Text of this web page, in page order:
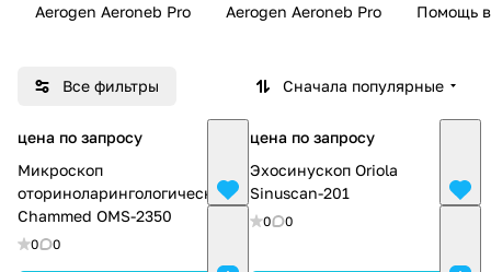
Aerogen Aeroneb Pro Aerogen Aeroneb Pro Помощь
Все фильтры Сначала популярные
цена по запросу
Микроскоп
оториноларингологический
Chammed OMS-2350
0 0
цена по запросу
Эхосинускоп Oriola
Sinuscan-201
0 0